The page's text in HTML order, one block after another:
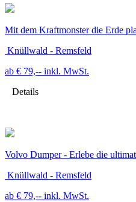
Mit dem Kraftmonster die Erde
Knüllwald - Remsfeld
ab € 79,-- inkl. MwSt.
Details
Volvo Dumper - Erlebe die
Knüllwald - Remsfeld
ab € 79,-- inkl. MwSt.